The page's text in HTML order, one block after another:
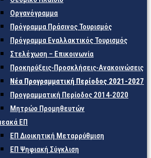
Οργανόγραμμα
Πρόγραμμα Πράσινος Τουρισμός
Πρόγραμμα Εναλλακτικός Τουρισμός
Στελέχωση – Επικοινωνία
Προκηρύξεις-Προσκλήσεις-Ανακοινώσεις
Νέα Προγραμματική Περίοδος 2021-2027
Προγραμματική Περίοδος 2014-2020
Μητρώο Προμηθευτών
ΕΠ
ΕΠ Διοικητική Μεταρρύθμιση
ΕΠ Ψηφιακή Σύγκλιση